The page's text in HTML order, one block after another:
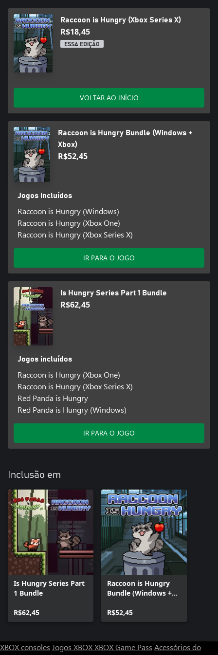
Raccoon is Hungry (Xbox Series X)
R$18,45
ESSA EDIÇÃO
VOLTAR AO INÍCIO
Raccoon is Hungry Bundle (Windows +
Xbox)
R$52,45
Jogos incluídos
Raccoon is Hungry (Windows)
Raccoon is Hungry (Xbox One)
Raccoon is Hungry (Xbox Series X)
IR PARA O JOGO
Is Hungry Series Part 1 Bundle
R$62,45
Jogos incluídos
Raccoon is Hungry (Xbox One)
Raccoon is Hungry (Xbox Series X)
Red Panda is Hungry
Red Panda is Hungry (Windows)
IR PARA O JOGO
Inclusão em
Is Hungry Series Part
1 Bundle
R$62,45
Raccoon is Hungry
Bundle (Windows +
R$52,45
XBOX consoles Jogos XBOXXBOX Game Pass Acessórios do